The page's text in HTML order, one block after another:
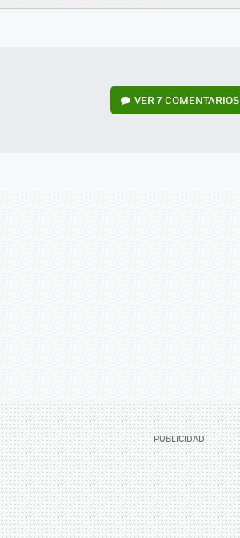
FACEBOOK
TWITTERFLIPBOARD
E-
WHATSAPP
VER7 COMENTARIOS